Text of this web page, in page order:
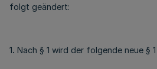
folgt geändert:
1. Nach § 1 wird der folgende neue §